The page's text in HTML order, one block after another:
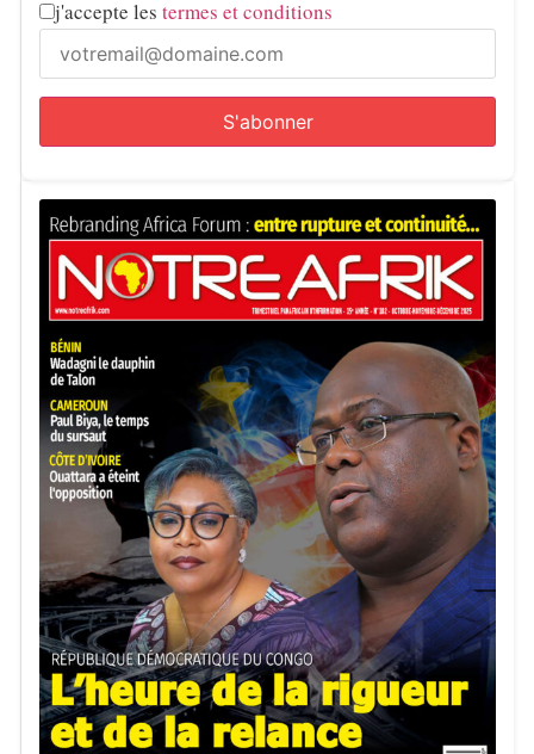
j'accepte les termes et conditions